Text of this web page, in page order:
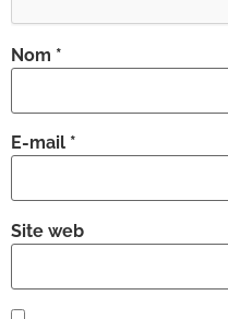
Nom *
E-mail *
Site web